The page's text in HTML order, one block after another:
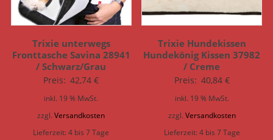
Trixie unterwegs
Fronttasche Savina 28941
/ Schwarz/Grau
Preis: 42,74€
inkl. 19 % MwSt.
zzgl.Versandkosten
Lieferzeit:4 bis 7 Tage
Trixie Hundekissen
Hundekönig Kissen 37982
/ Creme
Preis: 40,84 €
inkl. 19 % MwSt.
zzgl. Versandkosten
Lieferzeit:4 bis 7 Tage